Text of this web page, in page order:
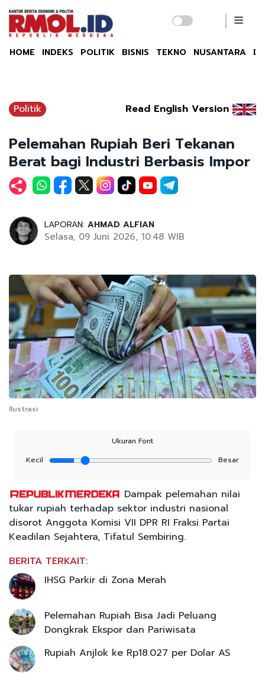
HOME INDEKS POLITIK BISNIS TEKNO NUSANTARA
Politik Read English Version
Pelemahan Rupiah Beri Tekanan
Berat bagi Industri Berbasis Impor
LAPORAN: AHMAD ALFIAN
Selasa, 09 Juni 2026, 10:48 WIB
Ilustrasi
Ukuran Font
Kecil
Besar
Dampak pelemahan nilai
tukar rupiah terhadap sektor industri nasional
disorot Anggota Komisi VII DPR RI Fraksi Partai
Keadilan Sejahtera, Tifatul Sembiring.
BERITA TERKAIT:
IHSG Parkir di Zona Merah
Pelemahan Rupiah Bisa Jadi Peluang
Dongkrak Ekspor dan Pariwisata
Rupiah Anjlok ke Rp18.027 per Dolar AS